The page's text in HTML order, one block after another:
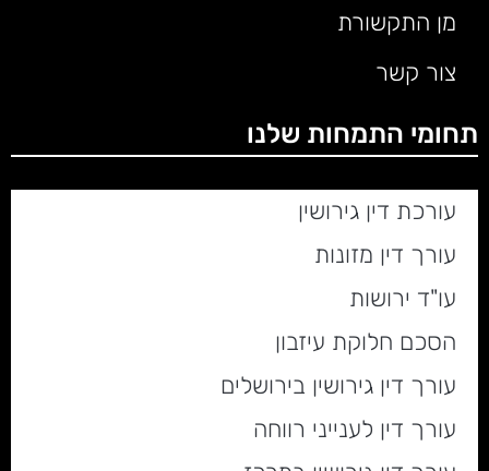
מן התקשורת
צור קשר
תחומי התמחות שלנו
עורכת דין גירושין
עורך דין מזונות
עו"ד ירושות
הסכם חלוקת עיזבון
עורך דין גירושין בירושלים
עורך דין לענייני רווחה